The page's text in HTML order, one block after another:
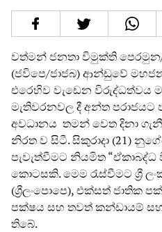
වත්මන් ජනතා විමුක්ති
(ජවිපෙ/ජාජබ) ආන්ඩුවේ
එරෙහිව වැඩෙන විරුද්ධත්වය
මැතිවරනවල දී අන්ත
අවධානය තමන් වෙත දිනා
නිරත ව සිටී. සිකුරාදා (21)
පැවැත්වීමට නියමිත “ඒකාබද්ධ
කොටසකි. මෙම රැස්වීමට ශ්‍රී
(ශ්‍රීලංපොපෙ), එක්සත් ජාතික
පක්ෂය සහ තවත් කන්ඩායම්
තිබේ.